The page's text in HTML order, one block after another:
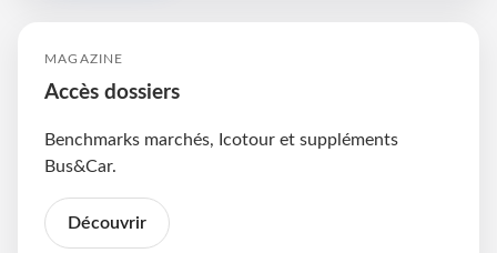
MAGAZINE
Accès dossiers
Benchmarks marchés, Icotour et suppléments
Bus&Car.
Découvrir